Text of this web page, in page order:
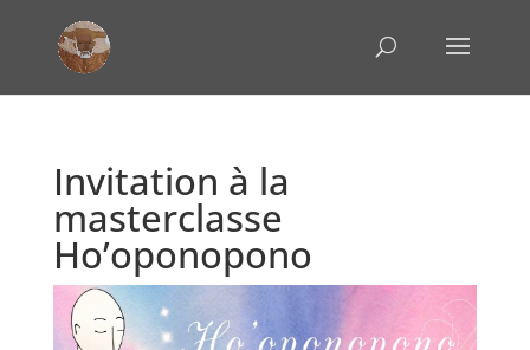
Invitation à la
masterclasse
Ho’oponopono